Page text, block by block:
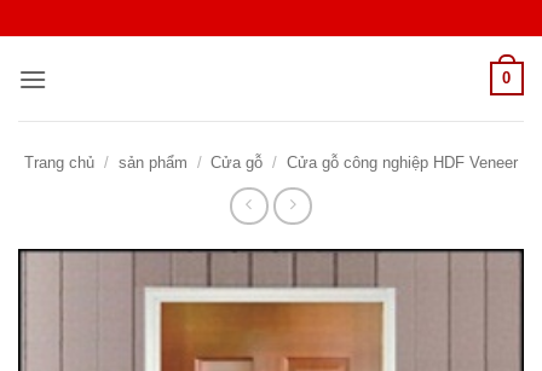
nội
0
Trang chủ / sản phẩm / Cửa gỗ / Cửa gỗ công nghiệp HDF Veneer